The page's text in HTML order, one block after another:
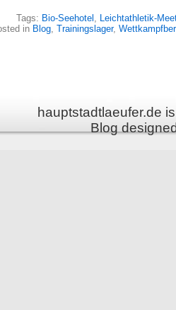
Tags: Bio-Seehotel , Leichtathletik-
in Blog, Trainingslager,
hauptstadtlaeufer.de
Blog